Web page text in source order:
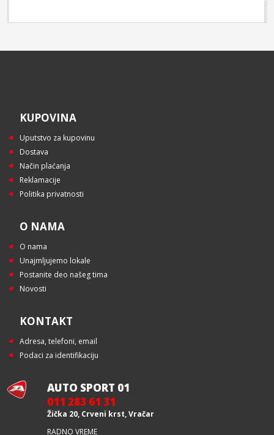
KUPOVINA
Uputstvo za kupovinu
Dostava
Način plaćanja
Reklamacije
Politika privatnosti
O NAMA
O nama
Unajmljujemo lokale
Postanite deo našeg tima
Novosti
KONTAKT
Adresa, telefoni, email
Podaci za identifikaciju
AUTO SPORT 01
011 283 61 31
Žička 20, Crveni krst, Vračar
RADNO VREME